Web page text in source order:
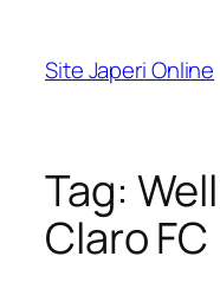
Site Japeri Online
Tag:
Claro FC